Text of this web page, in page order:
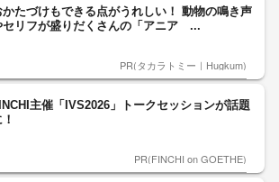
かたづけもできる点がうれしい！ 動物の鳴き声
セリフが盛りだくさんの「アニア ...
PR(タカラトミー｜Hugkum)
主催「IVS2026」トークセッションが話題
PR(FINCHI on GOETHE)